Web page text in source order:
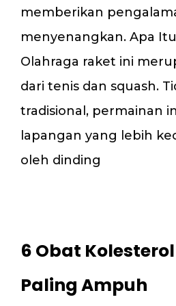
memberikan
menyenangkan. Apa
Olahraga raket ini
dari tenis dan squash.
tradisional, permainan
lapangan yang lebih
oleh dinding
6 Obat
Paling Ampuh